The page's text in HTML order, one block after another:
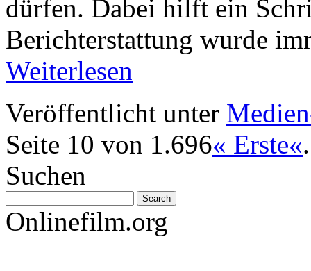
dürfen. Dabei hilft ein
Berichterstattung wurde
Weiterlesen
Veröffentlicht unter
Seite 10 von 1.696« Erste«
Suchen
Onlinefilm.org